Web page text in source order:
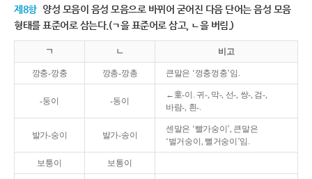
제8항 양성 모음이 음성 모음으로 바뀌어 굳어진 다음 단어는 음성 모음
형태를 표준어로 삼는다.(ㄱ을 표준어로 삼고, ㄴ을 버림.)
ㄱ ㄴ 비고
깡충-깡충 깡총-깡총 큰말은 ‘껑충껑충’임.
-둥이 -동이
←童-이. 귀-, 막-, 선-, 쌍-, 검-,
바람-, 흰-.
발가-숭이 발가-송이
센말은 ‘빨가숭이’, 큰말은
‘벌거숭이, 뻘거숭이’임.
보퉁이 보통이